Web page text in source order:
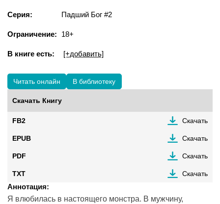
Серия: Падший Бог #2
Ограничение: 18+
В книге есть: [+добавить]
Читать онлайн В библиотеку
Скачать Книгу
FB2 Скачать
EPUB Скачать
PDF Скачать
TXT Скачать
Аннотация:
Я влюбилась в настоящего монстра. В мужчину,